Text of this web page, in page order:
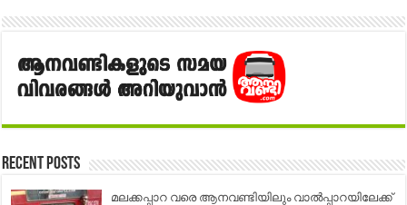
Recent Posts
മലക്കപ്പാറ വരെ ആനവണ്ടിയിലും വാൽപ്പാറയിലേക്ക്